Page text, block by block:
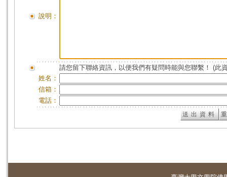
說明：
請您留下聯絡資訊，以便我們有疑問時能與您聯繫！ (此
姓名：
信箱：
電話：